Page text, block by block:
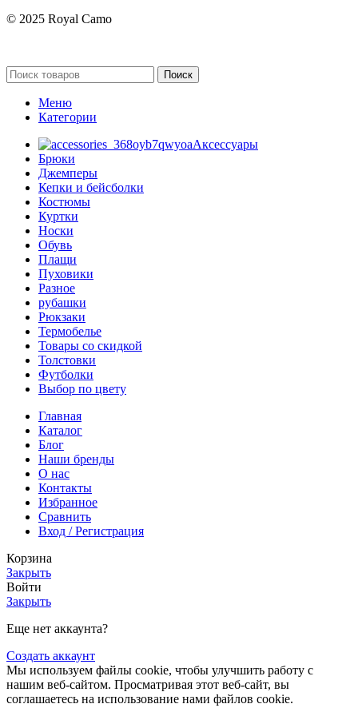
© 2025 Royal Camo
Поиск
Меню
Категории
Аксессуары
Брюки
Джемперы
Кепки и бейсболки
Костюмы
Куртки
Носки
Обувь
Плащи
Пуховики
Разное
рубашки
Рюкзаки
Термобелье
Товары со скидкой
Толстовки
Футболки
Выбор по цвету
Главная
Каталог
Блог
Наши бренды
О нас
Контакты
Избранное
Сравнить
Вход / Регистрация
Корзина
Закрыть
Войти
Закрыть
Еще нет аккаунта?
Создать аккаунт
Мы используем файлы cookie, чтобы улучшить работу с
нашим веб-сайтом. Просматривая этот веб-сайт, вы
соглашаетесь на использование нами файлов cookie.